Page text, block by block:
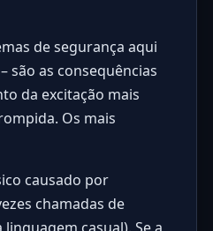
de segurança aqui
são as consequências
da excitação mais
Os mais
causado por
chamadas de